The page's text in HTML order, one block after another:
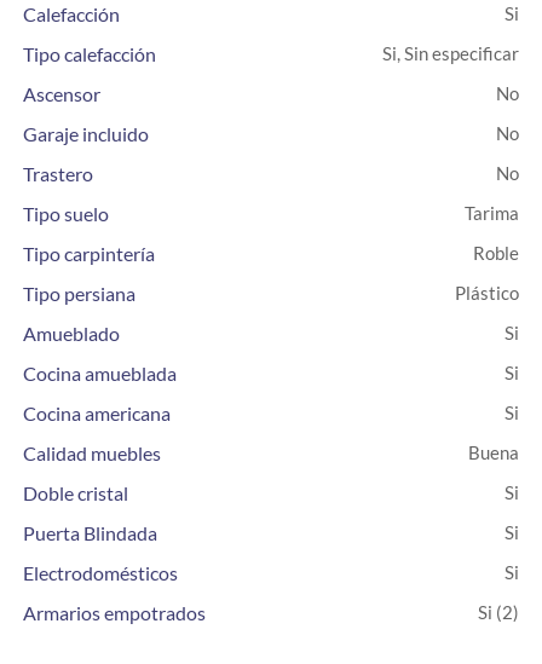
Calefacción
Tipo calefacción
Si, Sin especificar
Ascensor
Garaje incluido
Trastero
Tipo suelo
Tarima
Tipo carpintería Roble
Tipo persiana Plástico
Amueblado
Cocina amueblada
Cocina americana
Calidad muebles
Buena
Doble cristal
Puerta Blindada
Electrodomésticos
Armarios empotrados
(2)